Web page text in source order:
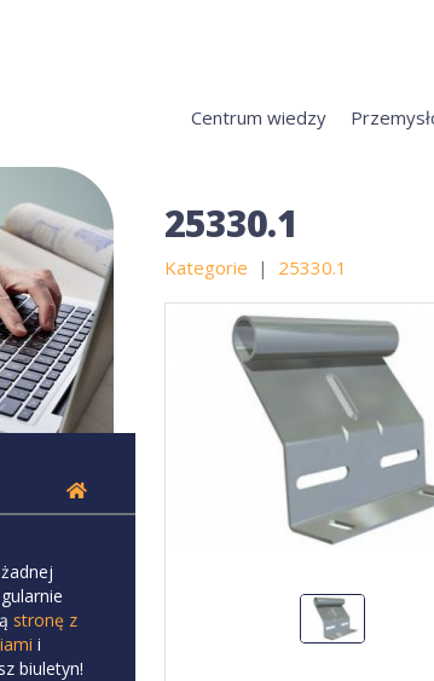
Centrum wiedzy
stronę z
i
biuletyn!
25330.1
Kategorie 25330.1